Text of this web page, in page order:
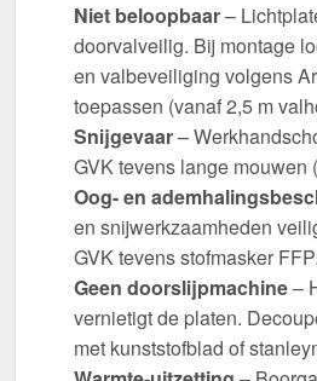
Niet beloopbaar–
doorvalveilig. Bij montage
en valbeveiliging volgens
toepassen (vanaf 2,5 m
Snijgevaar–
GVK tevens lange mouwen
Oog- en
en snijwerkzaamheden
GVK tevens stofmasker
Geen doorslijpmachine–
vernietigt de platen.
met kunststofblad of